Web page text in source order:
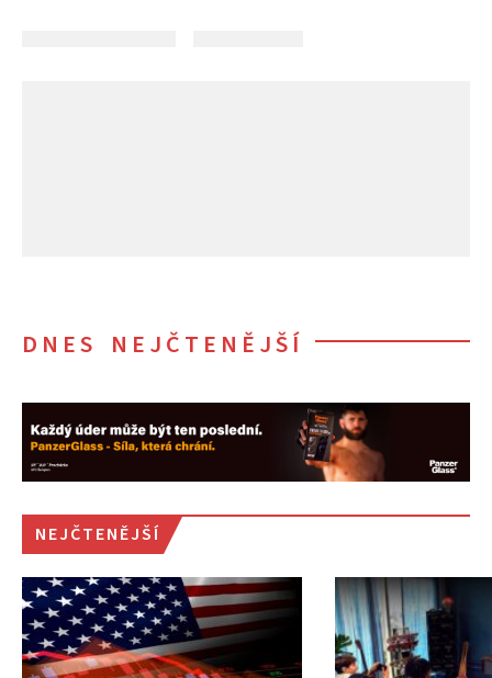
DNES NEJČTENĚJŠÍ
NEJČTENĚJŠÍ